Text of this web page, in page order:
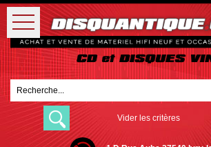
Vider les critères